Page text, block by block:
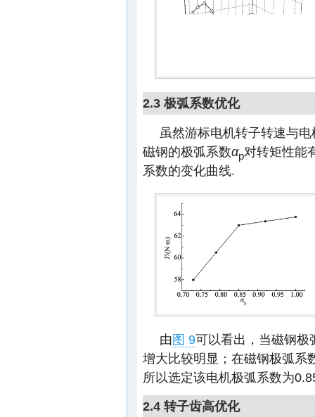
2.3 极弧系数优化
虽然游标电机转子转速与
磁钢的极弧系数αp对转矩性能
系数的变化曲线.
由图 9可以看出，当磁钢极
增大比较明显；在磁钢极弧系
所以选定该电机极弧系数为
2.4 转子齿高优化